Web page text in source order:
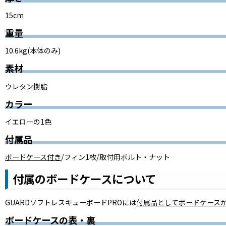
15cm
重量
10.6kg(本体のみ)
素材
ウレタン樹脂
カラー
イエローの1色
付属品
ボードケース付き/フィン1枚/取付用ボルト・ナット
付属のボードケースについて
GUARDソフトレスキューボードPROには付属品としてボードケース
ボードケースの表・裏